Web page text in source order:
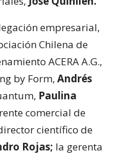
empresarial,
Chilena de
ACERA A.G.,
by Form, Andrés
Paulina
comercial de
científico de
Rojas; la gerenta